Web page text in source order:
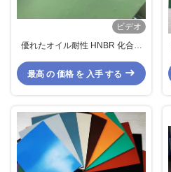
ビデオ
優れたオイル耐性 HNBR 化合物
最高 の 価格 を 入手 する